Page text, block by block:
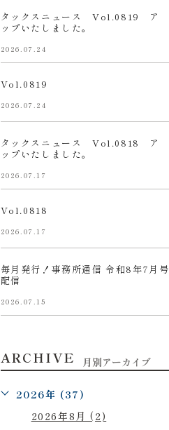
タックスニュース Vol.0819 ア
ップいたしました。
2026.07.24
Vol.0819
2026.07.24
タックスニュース Vol.0818 ア
ップいたしました。
2026.07.17
Vol.0818
2026.07.17
毎月発行！事務所通信 令和8年7月号
配信
2026.07.15
ARCHIVE 月別アーカイブ
2026年 (37)
2026年8月 (2)